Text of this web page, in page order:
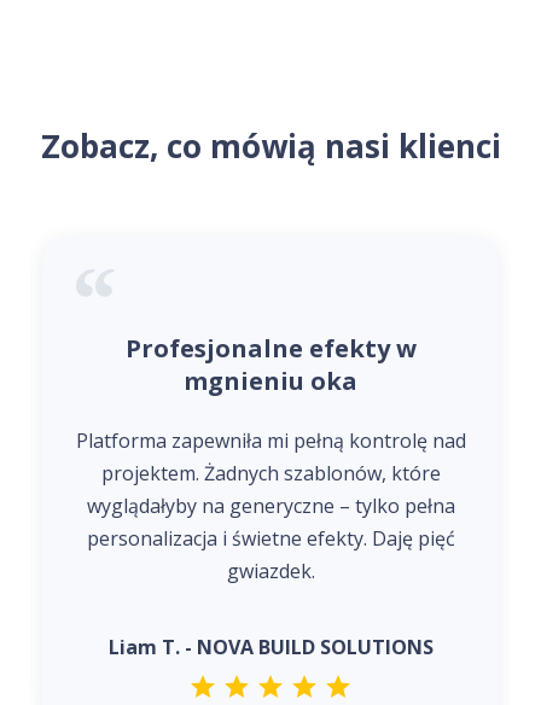
Zobacz, co mówią nasi klienci
Profesjonalne efekty w
mgnieniu oka
Platforma zapewniła mi pełną kontrolę nad
projektem. Żadnych szablonów, które
wyglądałyby na generyczne – tylko pełna
personalizacja i świetne efekty. Daję pięć
gwiazdek.
Liam T. - NOVA BUILD SOLUTIONS